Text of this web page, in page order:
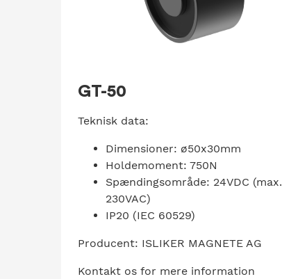
GT-50
Teknisk data:
Dimensioner: ø50x30mm
Holdemoment: 750N
Spændingsområde: 24VDC (max.
230VAC)
IP20 (IEC 60529)
Producent: ISLIKER MAGNETE AG
Kontakt os for mere information